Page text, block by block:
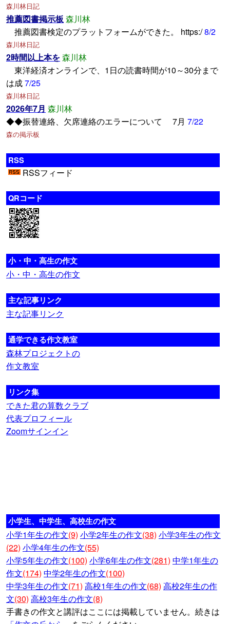
森川林日記
推薦図書掲示板森川林
推薦図書検定のプラットフォームができた。 https:/8/2
森川林日記
2時間以上本を森川林
東洋経済オンラインで、1日の読書時間が10～30分まで
は成7/25
森川林日記
2026年7月 森川林
◆◆振替連絡、欠席連絡のエラーについて 7月 7/22
森の掲示板
RSS
RSSフィード
QRコード
小・中・高生の作文
小・中・高生の作文
主な記事リンク
主な記事リンク
通学できる作文教室
森林プロジェクトの
作文教室
リンク集
できた君の算数クラブ
代表プロフィール
Zoomサインイン
小学生、中学生、高校生の作文
小学1年生の作文(9) 小学2年生の作文(38) 小学3年生の作文
(22) 小学4年生の作文(55)
小学5年生の作文(100) 小学6年生の作文(281) 中学1年生の
作文(174) 中学2年生の作文(100)
中学3年生の作文(71) 高校1年生の作文(68) 高校2年生の作
文(30) 高校3年生の作文(8)
手書きの作文と講評はここには掲載していません。続きは